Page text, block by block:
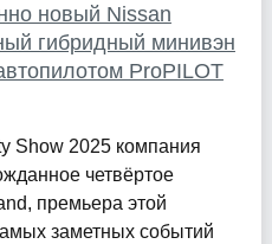
новый Nissan
гибридный минивэн
ProPILOT
Show 2025 компания
четвёртое
премьера этой
заметных событий